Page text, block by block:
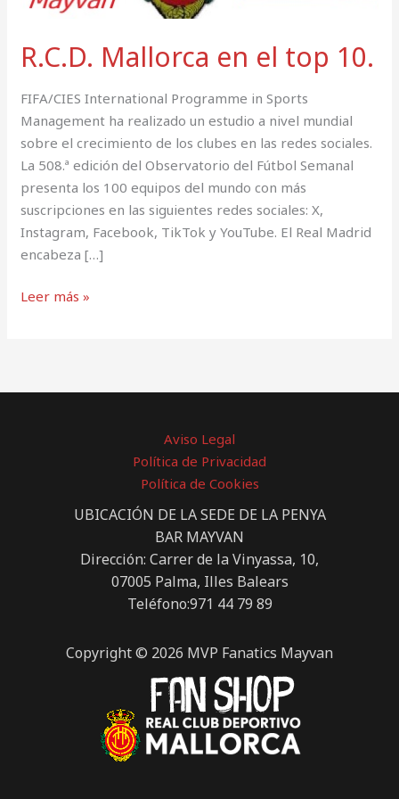
R.C.D. Mallorca en el top 10.
FIFA/CIES International Programme in Sports
Management ha realizado un estudio a nivel mundial
sobre el crecimiento de los clubes en las redes sociales.
La 508.ª edición del Observatorio del Fútbol Semanal
presenta los 100 equipos del mundo con más
suscripciones en las siguientes redes sociales: X,
Instagram, Facebook, TikTok y YouTube. El Real Madrid
encabeza […]
Leer más »
Aviso Legal
Política de Privacidad
Política de Cookies
UBICACIÓN DE LA SEDE DE LA PENYA
BAR MAYVAN
Dirección: Carrer de la Vinyassa, 10,
07005 Palma, Illes Balears
Teléfono:971 44 79 89
Copyright © 2026 MVP Fanatics Mayvan